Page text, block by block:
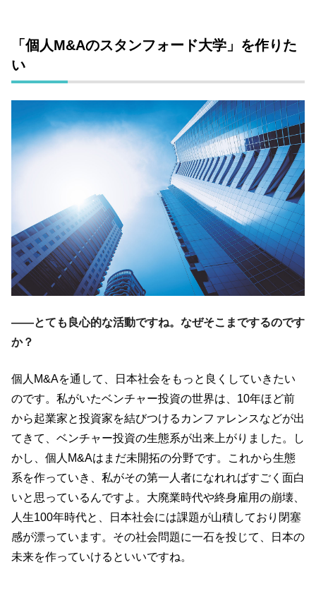
「個人M&Aのスタンフォード大学」を作りた
い
――とても良心的な活動ですね。なぜそこまでするのです
か？
個人M&Aを通して、日本社会をもっと良くしていきたい
のです。私がいたベンチャー投資の世界は、10年ほど前
から起業家と投資家を結びつけるカンファレンスなどが出
てきて、ベンチャー投資の生態系が出来上がりました。し
かし、個人M&Aはまだ未開拓の分野です。これから生態
系を作っていき、私がその第一人者になれればすごく面白
いと思っているんですよ。大廃業時代や終身雇用の崩壊、
人生100年時代と、日本社会には課題が山積しており閉塞
感が漂っています。その社会問題に一石を投じて、日本の
未来を作っていけるといいですね。